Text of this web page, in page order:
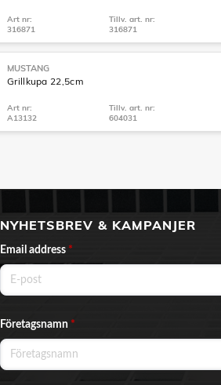
Art nr:
316871
Tillv. art. nr:
316871
MUSTANG
Grillkupa 22,5cm
Art nr:
A13132
Tillv. art. nr:
604031
NYHETSBREV & KAMPANJER
Email address *
Företagsnamn *